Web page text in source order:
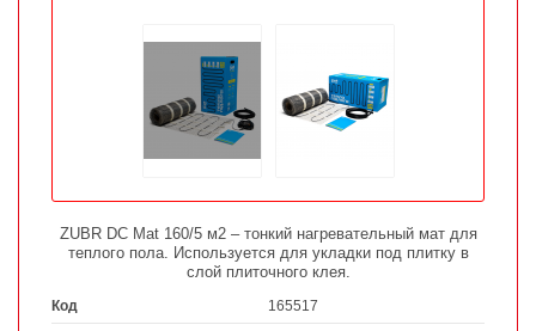
ZUBR DC Mat 160/5 м2 – тонкий нагревательный мат для
теплого пола. Используется для укладки под плитку в
слой плиточного клея.
Код 165517